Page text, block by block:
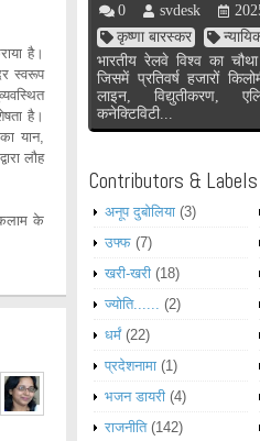
है।
स्वरूप
है।
यान,
लौह
कलाम के
0 svdesk
कृष्णा बारस्कर
भारतीय रेलवे विश्व का
जिसमें प्रतिवर्ष हजारों
लाइन, विद्युतीकरण,
कनेक्टिविटी...
Contributors & Labels
अनूप दुबोलिया (3)
उफ्फ (7)
खरी-खरी (18)
ज्योति...... (2)
धर्मं (22)
प्रदेशनामा (1)
भजन डायरी (4)
राजनीति (142)